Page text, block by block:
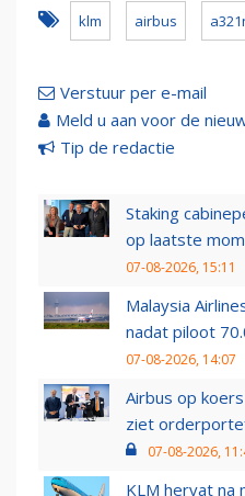
klm airbus
Verstuur per e-mail
Meld u aan voor de
Tip de redactie
Staking
op laatste
07-08-2026, 15:11
Malaysia
nadat piloot
07-08-2026, 14:07
Airbus op
ziet
07-08-2026,
KLM hervat na